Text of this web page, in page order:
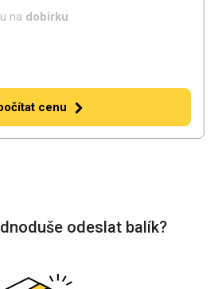
na dobírku
cenu
odeslat balík?